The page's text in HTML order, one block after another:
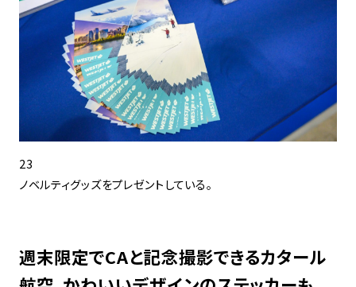
23
ノベルティグッズをプレゼントしている。
週末限定でCAと記念撮影できるカタール